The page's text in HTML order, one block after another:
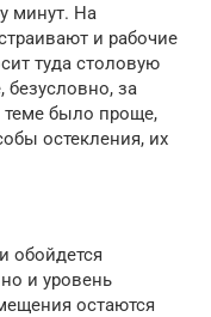
минут. На
и рабочие
туда столовую
безусловно, за
теме было проще,
остекления, их
обойдется
и уровень
остаются